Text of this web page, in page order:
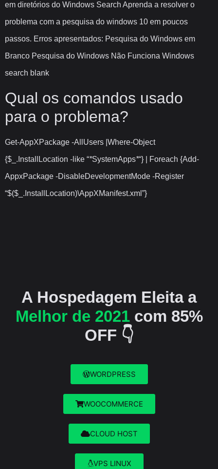
em diretórios do Windows Search Aprenda a resolver o
problema com a pesquisa do windows 10 em poucos
passos. Erros apresentados: Pesquisa do Windows em
Branco Pesquisa do Windows Não Funciona Windows
search blank
Qual os comandos usado
para o problema?
Get-AppXPackage -AllUsers |Where-Object
{$_.InstallLocation -like “*SystemApps*“} | Foreach {Add-
AppxPackage -DisableDevelopmentMode -Register
“$($_.InstallLocation)\AppXManifest.xml”}
A Hospedagem Eleita a
Melhor de 2021 com 85%
OFF 👇
WORDPRESS
WOOCOMMERCE
CLOUD HOST
VPS LINUX